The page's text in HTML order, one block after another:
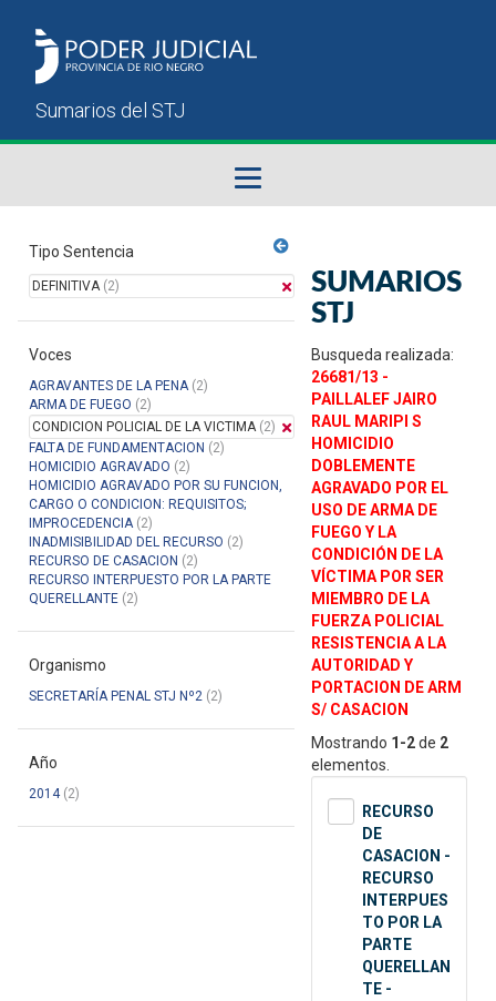
Sumarios del STJ
Manual del Usuario
Tipo Sentencia
DEFINITIVA(2)
Voces
AGRAVANTES DE LA PENA(2)
ARMA DE FUEGO (2)
CONDICION POLICIAL DE LA VICTIMA(2)
FALTA DE FUNDAMENTACION (2)
HOMICIDIO AGRAVADO (2)
HOMICIDIO AGRAVADO POR SU FUNCION,
CARGO O CONDICION: REQUISITOS;
IMPROCEDENCIA(2)
INADMISIBILIDAD DEL RECURSO (2)
RECURSO DE CASACION (2)
RECURSO INTERPUESTO POR LA PARTE
QUERELLANTE (2)
Organismo
SECRETARÍA PENAL STJ Nº2 (2)
Año
2014(2)
SUMARIOS
STJ
Busqueda realizada:
26681/13 -
PAILLALEF JAIRO
RAUL MARIPI S
HOMICIDIO
DOBLEMENTE
AGRAVADO POR EL
USO DE ARMA DE
FUEGO Y LA
CONDICIÓN DE LA
VÍCTIMA POR SER
MIEMBRO DE LA
FUERZA POLICIAL
RESISTENCIA A LA
AUTORIDAD Y
PORTACION DE ARM
S/ CASACION
Mostrando 1-2de 2
elementos.
RECURSO
DE
CASACION -
RECURSO
INTERPUES
TO POR LA
PARTE
QUERELLAN
TE -